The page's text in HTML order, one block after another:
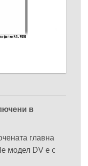
в
главна
модел DV е с